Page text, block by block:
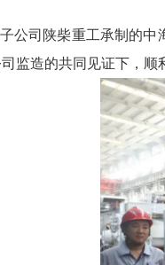
司陕柴重工承制的中
监造的共同见证下，顺